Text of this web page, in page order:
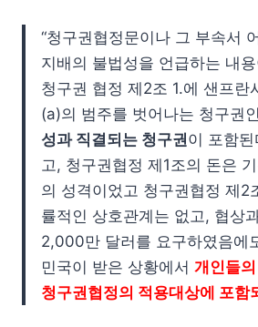
“청구권협정문이나 그 부속서
지배의 불법성을 언급하는 내
청구권 협정 제2조 1.에 샌프란
(a)의 범주를 벗어나는 청구권인
성과 직결되는 청구권이 포함
고, 청구권협정 제1조의 돈은
의 성격이었고 청구권협정 제2
률적인 상호관계는 없고, 협상
2,000만 달러를 요구하였음에
민국이 받은 상황에서 개인들
청구권협정의 적용대상에 포함